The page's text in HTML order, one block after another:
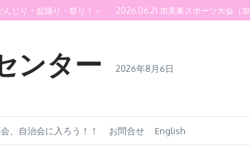
・祭り！＞ 2026.06.21 加美東スポーツ大会（加美南中学校）
ンター 2026年8月6日
、自治会に入ろう！！ お問合せ English